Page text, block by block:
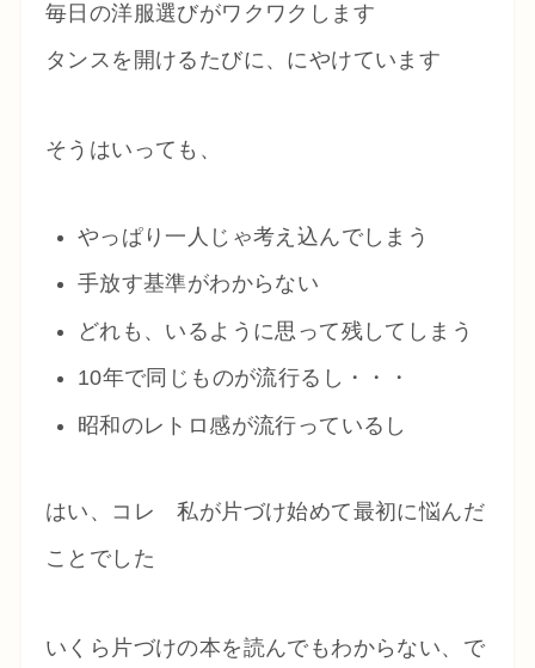
毎日の洋服選びがワクワクします
タンスを開けるたびに、にやけています
そうはいっても、
やっぱり一人じゃ考え込んでしまう
手放す基準がわからない
どれも、いるように思って残してしまう
10年で同じものが流行るし・・・
昭和のレトロ感が流行っているし
はい、コレ 私が片づけ始めて最初に悩んだ
ことでした
いくら片づけの本を読んでもわからない、で